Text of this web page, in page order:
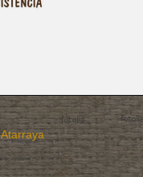
Atarraya